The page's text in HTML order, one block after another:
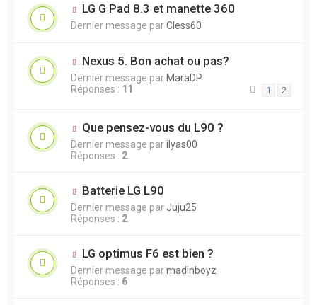
LG G Pad 8.3 et manette 360
Dernier message parCless60
Nexus 5. Bon achat ou pas?
Dernier message parMaraDP
Réponses : 11 1 2
Que pensez-vous du L90 ?
Dernier message parilyas00
Réponses : 2
Batterie LG L90
Dernier message par Juju25
Réponses : 2
LG optimus F6 est bien ?
Dernier message parmadinboyz
Réponses : 6